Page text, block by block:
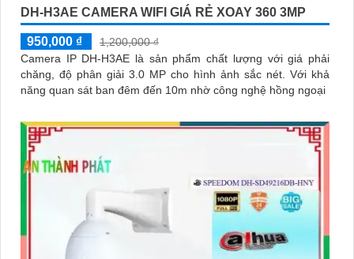
DH-H3AE CAMERA WIFI GIÁ RẺ XOAY 360 3MP
950,000 ₫
1,200,000 ₫
Camera IP DH-H3AE là sản phẩm chất lượng với giá phải
chăng, độ phân giải 3.0 MP cho hình ảnh sắc nét. Với khả
năng quan sát ban đêm đến 10m nhờ công nghệ hồng ngoại